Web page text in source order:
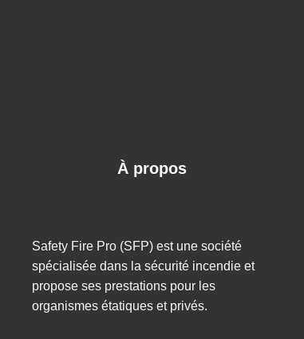
À propos
Safety Fire Pro (SFP) est une société
spécialisée dans la sécurité incendie et
propose ses prestations pour les
organismes étatiques et privés.